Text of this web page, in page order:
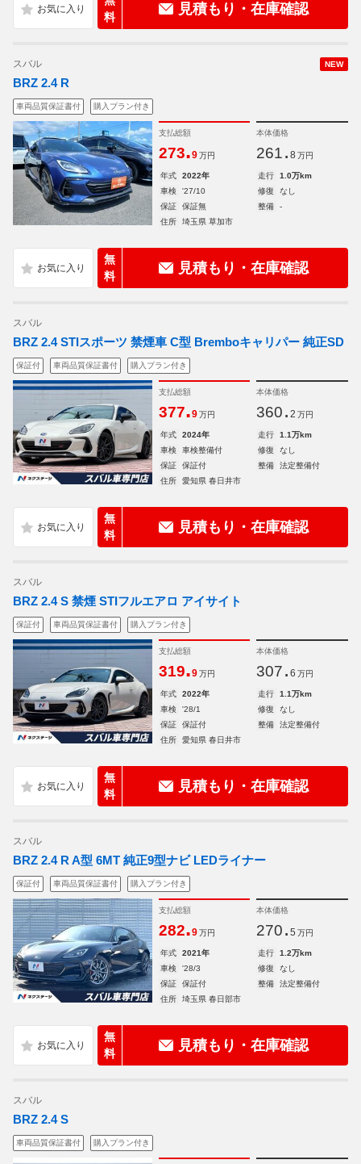
料
見積もり・在庫確認
NEW
スバル
BRZ 2.4 R
車両品質保証書付 購入プラン付き
支払総額
273.9 万円
本体価格
261. 8 万円
年式 2022年 走行
1.0万km
車検
'27/10 修復
なし
保証
保証無 整備
-
住所
埼玉県 草加市
無
料
見積もり・在庫確認
スバル
BRZ 2.4 STIスポーツ 禁煙車 C型 Bremboキャリパー 純正SD
保証付 車両品質保証書付 購入プラン付き
支払総額
377.9 万円
本体価格
360. 2 万円
年式 2024年 走行
1.1万km
車検
車検整備付 修復
なし
保証
保証付 整備
法定整備付
住所
愛知県 春日井市
無
料
見積もり・在庫確認
スバル
BRZ 2.4 S 禁煙 STIフルエアロ アイサイト
保証付 車両品質保証書付 購入プラン付き
支払総額
319.9 万円
本体価格
307. 6 万円
年式 2022年 走行
1.1万km
車検
'28/1 修復
なし
保証
保証付 整備
法定整備付
住所
愛知県 春日井市
無
料
見積もり・在庫確認
スバル
BRZ 2.4 R A型 6MT 純正9型ナビ LEDライナー
保証付 車両品質保証書付 購入プラン付き
支払総額
282.9 万円
本体価格
270. 5 万円
年式 2021年 走行
1.2万km
車検
'28/3 修復
なし
保証
保証付 整備
法定整備付
住所
埼玉県 春日部市
無
料
見積もり・在庫確認
スバル
BRZ 2.4 S
車両品質保証書付 購入プラン付き